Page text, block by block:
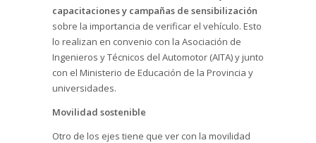
capacitaciones y campañas de sensibilización
sobre la importancia de verificar el vehículo. Esto
lo realizan en convenio con la Asociación de
Ingenieros y Técnicos del Automotor (AITA) y junto
con el Ministerio de Educación de la Provincia y
universidades.
Movilidad sostenible
Otro de los ejes tiene que ver con la movilidad